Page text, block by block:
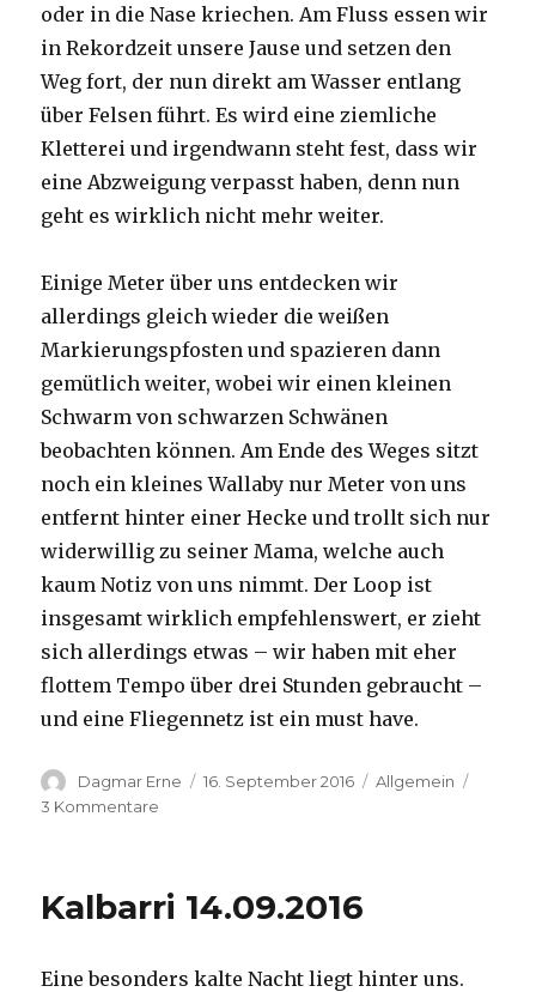
oder in die Nase kriechen. Am Fluss essen wir
in Rekordzeit unsere Jause und setzen den
Weg fort, der nun direkt am Wasser entlang
über Felsen führt. Es wird eine ziemliche
Kletterei und irgendwann steht fest, dass wir
eine Abzweigung verpasst haben, denn nun
geht es wirklich nicht mehr weiter.
Einige Meter über uns entdecken wir
allerdings gleich wieder die weißen
Markierungspfosten und spazieren dann
gemütlich weiter, wobei wir einen kleinen
Schwarm von schwarzen Schwänen
beobachten können. Am Ende des Weges sitzt
noch ein kleines Wallaby nur Meter von uns
entfernt hinter einer Hecke und trollt sich nur
widerwillig zu seiner Mama, welche auch
kaum Notiz von uns nimmt. Der Loop ist
insgesamt wirklich empfehlenswert, er zieht
sich allerdings etwas – wir haben mit eher
flottem Tempo über drei Stunden gebraucht –
und eine Fliegennetz ist ein must have.
Autor
Dagmar Erne
Veröffentlicht
16. September 2016 Kategorien
Allgemein
3 Kommentare
Kalbarri 14.09.2016
Eine besonders kalte Nacht liegt hinter uns.